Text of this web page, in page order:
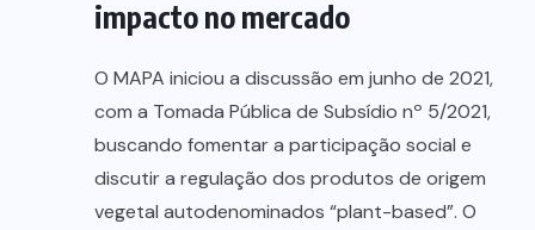
impacto no mercado
O MAPA iniciou a discussão em junho de 2021,
com a Tomada Pública de Subsídio nº 5/2021,
buscando fomentar a participação social e
discutir a regulação dos produtos de origem
vegetal autodenominados “plant-based”. O